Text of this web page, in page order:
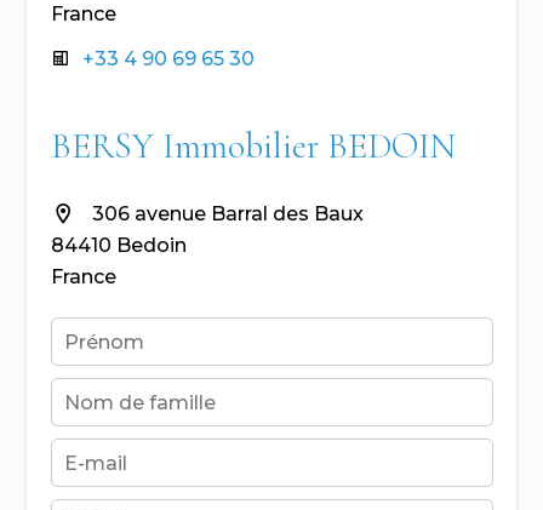
France
+33 4 90 69 65 30
BERSY Immobilier BEDOIN
306 avenue Barral des Baux
84410 Bedoin
France